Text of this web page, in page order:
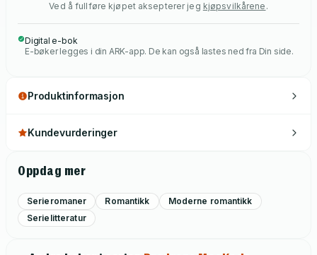
Ved å fullføre kjøpet aksepterer jeg kjøpsvilkårene .
Digital e-bok
E-bøker legges i din ARK-app. De kan også lastes ned fra Din side.
Produktinformasjon
Kundevurderinger
Oppdag mer
Serieromaner Romantikk
Moderne romantikk
Serielitteratur